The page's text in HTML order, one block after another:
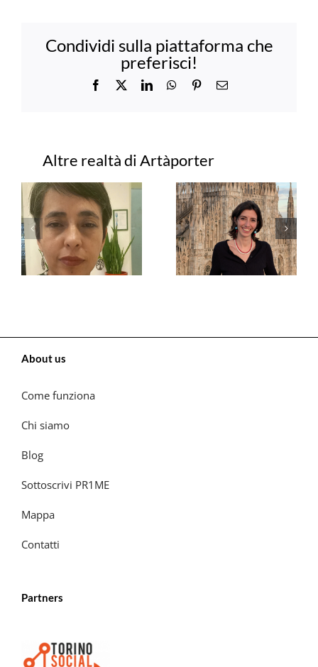
Condividi sulla piattaforma che
preferisci!
Facebook LinkedInWhatsApp
PinterestEmail
Progetti correlati
About us
Come funziona
Chi siamo
Blog
Sottoscrivi PR1ME
Mappa
Contatti
Partners